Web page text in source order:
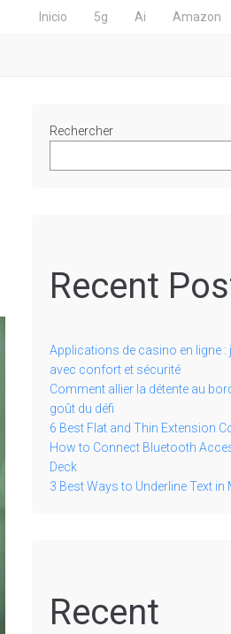
Inicio 5g Ai Amazon
Rechercher
Recent
Applications de casino en ligne
avec confort et sécurité
Comment allier la détente au
goût du défi
6 Best Flat and Thin Extension
How to Connect Bluetooth
Deck
3 Best Ways to Underline Text
Recent